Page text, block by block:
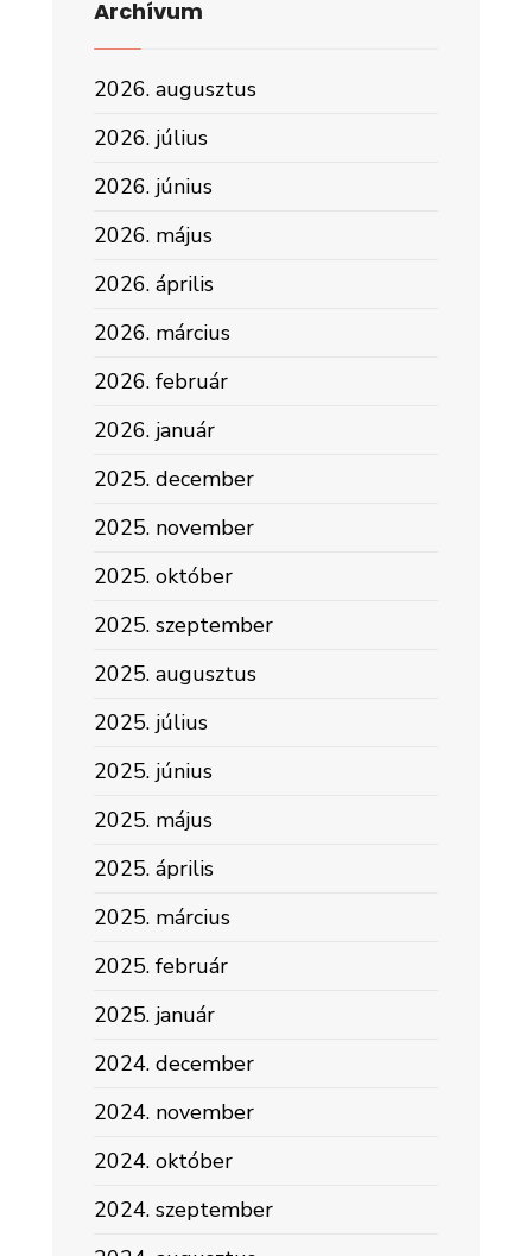
Archívum
2026. augusztus
2026. július
2026. június
2026. május
2026. április
2026. március
2026. február
2026. január
2025. december
2025. november
2025. október
2025. szeptember
2025. augusztus
2025. július
2025. június
2025. május
2025. április
2025. március
2025. február
2025. január
2024. december
2024. november
2024. október
2024. szeptember